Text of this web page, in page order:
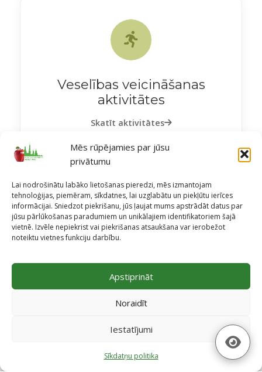
Mēs rūpējamies par jūsu
privātumu
Lai nodrošinātu labāko lietošanas pieredzi, mēs izmantojam
tehnoloģijas, piemēram, sīkdatnes, lai uzglabātu un piekļūtu ierīces
informācijai. Sniedzot piekrišanu, jūs ļaujat mums apstrādāt datus par
jūsu pārlūkošanas paradumiem un unikālajiem identifikatoriem šajā
vietnē. Izvēle nepiekrist vai piekrišanas atsaukšana var ierobežot
noteiktu vietnes funkciju darbību.
Apstiprināt
Noraidīt
Iestatījumi
Veselības veicināšanas
aktivitātes
Skatīt aktivitātes
Projekti
Skatīt projektus